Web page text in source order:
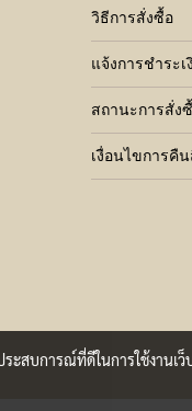
วิธีการสั่งซื้อ
แจ้งการชำระเ
สถานะการสั่ง
เงื่อนไขการคื
ะสบการณ์ที่ดีในการใช้งานเ